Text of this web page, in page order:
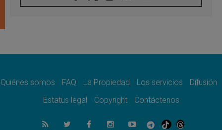
06.08.2026
noticia para todo el Uruguay
León XIV: La revolución del Evangelio
06.08.2026
Quiénes somos FAQ La Propiedad Los servicios
Difusión
Estatus legal
Copyright Contáctenos